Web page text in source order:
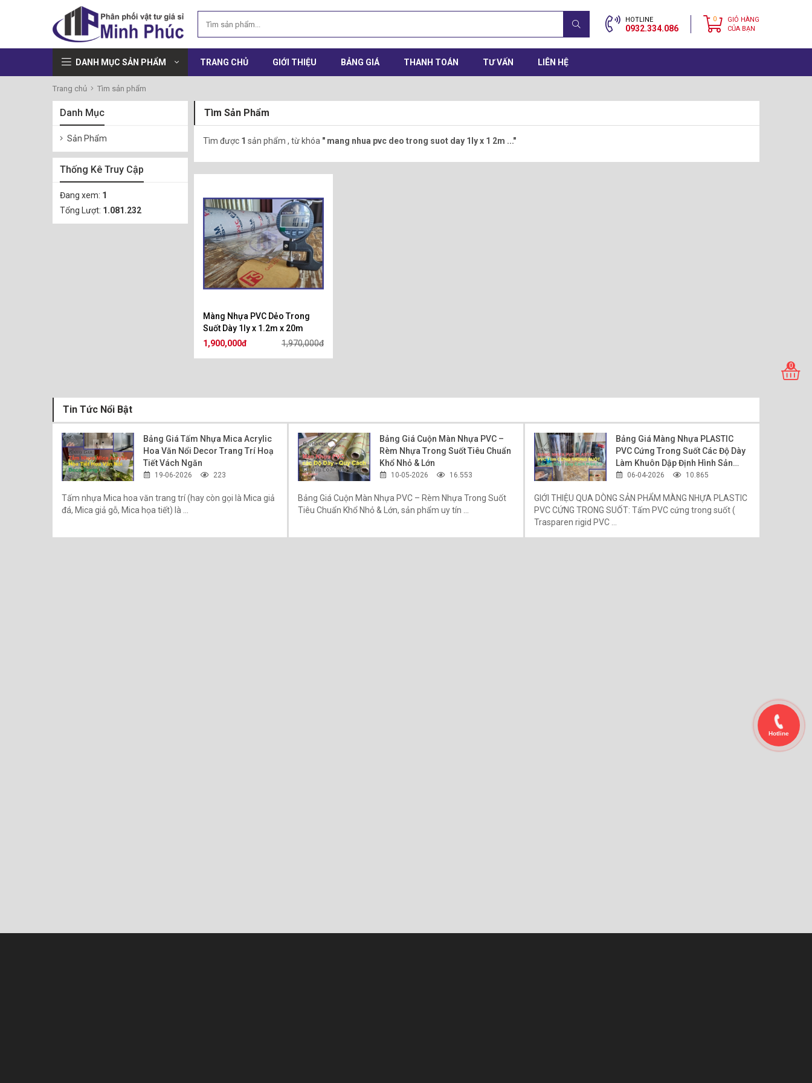
HOTLINE
0932.334.086
0
GIỎ HÀNG
CỦA BẠN
TRANG CHỦ GIỚI THIỆU BẢNG GIÁ THANH TOÁN TƯ VẤN LIÊN HỆ
DANH MỤC SẢN PHẨM
Trang chủ Tìm sản phẩm
Danh Mục
Sản Phẩm
Thống Kê Truy Cập
Đang xem: 1
Tổng Lượt: 1.081.232
Tìm Sản Phẩm
Tìm được 1 sản phẩm , từ khóa " mang nhua pvc deo trong suot day 1ly x 1 2m ..."
Màng Nhựa PVC Dẻo Trong
Suốt Dày 1ly x 1.2m x 20m
1,900,000đ
1,970,000đ
Tin Tức Nổi Bật
Bảng Giá Tấm Nhựa Mica Acrylic
Hoa Văn Nổi Decor Trang Trí Hoạ
Tiết Vách Ngăn
19-06-2026 223
Tấm nhựa Mica hoa văn trang trí (hay còn gọi là Mica giả
đá, Mica giả gỗ, Mica họa tiết) là ...
Bảng Giá Cuộn Màn Nhựa PVC –
Rèm Nhựa Trong Suốt Tiêu Chuẩn
Khổ Nhỏ & Lớn
10-05-2026 16.553
Bảng Giá Cuộn Màn Nhựa PVC – Rèm Nhựa Trong Suốt
Tiêu Chuẩn Khổ Nhỏ & Lớn, sản phẩm uy tín ...
Bảng Giá Màng Nhựa PLASTIC
PVC Cứng Trong Suốt Các Độ Dày
Làm Khuôn Dập Định Hình Sản
Phẩm06-04-2026 10.865
GIỚI THIỆU QUA DÒNG SẢN PHẨM MÀNG NHỰA PLASTIC
PVC CỨNG TRONG SUỐT: Tấm PVC cứng trong suốt (
Trasparen rigid PVC ...
Hotline
0